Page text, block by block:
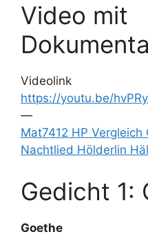
Video mit
Videolink
https://youtu.be/
—
Mat7412 HP Vergleich
Nachtlied Hölderlin
Gedicht 1:
Goethe